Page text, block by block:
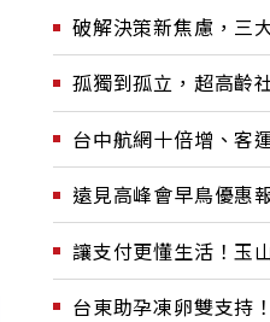
破解決策新焦慮，三
孤獨到孤立，超高齡
台中航網十倍增、客
遠見高峰會早鳥優惠
讓支付更懂生活！玉
台東助孕凍卵雙支持！